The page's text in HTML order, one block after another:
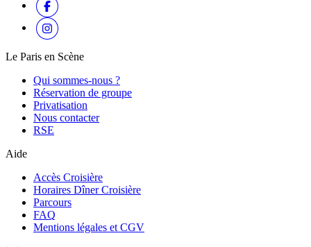
Le Paris en Scène
Qui sommes-nous ?
Réservation de groupe
Privatisation
Nous contacter
RSE
Aide
Accès Croisière
Horaires Dîner Croisière
Parcours
FAQ
Mentions légales et CGV